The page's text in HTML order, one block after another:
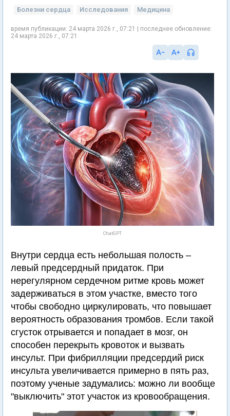
Болезни сердца Исследования Медицина
время публикации: 24 марта 2026 г., 07:21 | последнее обновление:
24 марта 2026 г., 07:21
ChatGPT
Внутри сердца есть небольшая полость –
левый предсердный придаток. При
нерегулярном сердечном ритме кровь может
задерживаться в этом участке, вместо того
чтобы свободно циркулировать, что повышает
вероятность образования тромбов. Если такой
сгусток отрывается и попадает в мозг, он
способен перекрыть кровоток и вызвать
инсульт. При фибрилляции предсердий риск
инсульта увеличивается примерно в пять раз,
поэтому ученые задумались: можно ли вообще
"выключить" этот участок из кровообращения.